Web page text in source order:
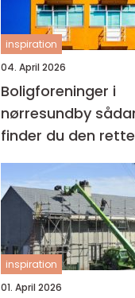
inspiration
04. April 2026
Boligforeninger i
nørresundby sådan
finder du den rette
lejebolig
inspiration
01. April 2026